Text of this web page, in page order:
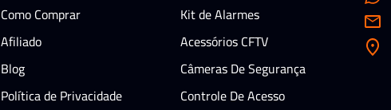
Como Comprar
Afiliado
Blog
Política de Privacidade
Kit de Alarmes
Acessórios CFTV
Câmeras De Segurança
Controle De Acesso